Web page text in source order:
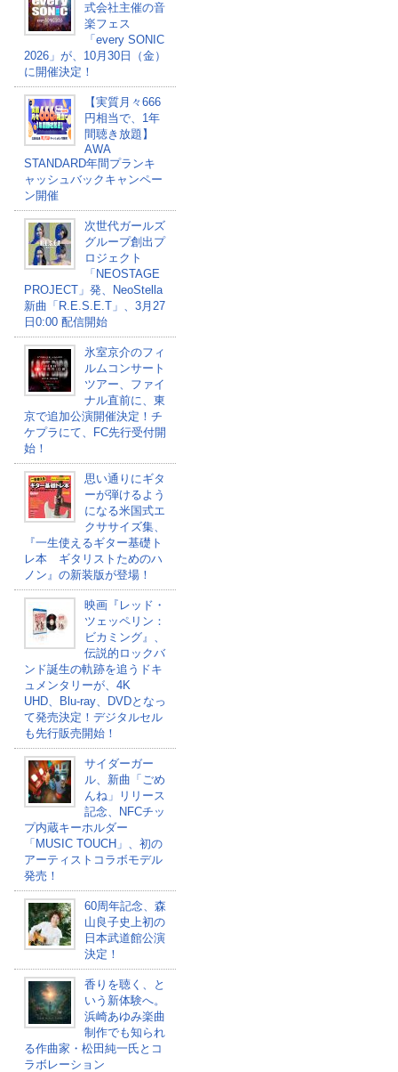
式会社主催の音
楽フェス
「every SONIC
2026」が、10月30日（金）
に開催決定！
【実質月々666
円相当で、1年
間聴き放題】
AWA
STANDARD年間プランキ
ャッシュバックキャンペー
ン開催
次世代ガールズ
グループ創出プ
ロジェクト
「NEOSTAGE
PROJECT」発、NeoStella
新曲「R.E.S.E.T」、3月27
日0:00 配信開始
氷室京介のフィ
ルムコンサート
ツアー、ファイ
ナル直前に、東
京で追加公演開催決定！チ
ケプラにて、FC先行受付開
始！
思い通りにギタ
ーが弾けるよう
になる米国式エ
クササイズ集、
『一生使えるギター基礎ト
レ本 ギタリストためのハ
ノン』の新装版が登場！
映画『レッド・
ツェッペリン：
ビカミング』、
伝説的ロックバ
ンド誕生の軌跡を追うドキ
ュメンタリーが、4K
UHD、Blu-ray、DVDとなっ
て発売決定！デジタルセル
も先行販売開始！
サイダーガー
ル、新曲「ごめ
んね」リリース
記念、NFCチッ
プ内蔵キーホルダー
「MUSIC TOUCH」、初の
アーティストコラボモデル
発売！
60周年記念、森
山良子史上初の
日本武道館公演
決定！
香りを聴く、と
いう新体験へ。
浜崎あゆみ楽曲
制作でも知られ
る作曲家・松田純一氏とコ
ラボレーション